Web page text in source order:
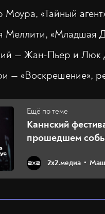
«Тайный
Меллити, «Младшая
— Жан-Пьер и Люк
— «Воскрешение»,
Каннский
прошедшем
2х2.медиа